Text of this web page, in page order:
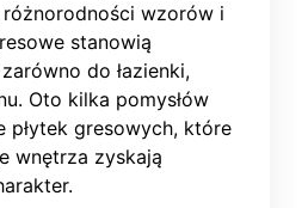
różnorodności wzorów i
stanowią
do łazienki,
Oto kilka pomysłów
płytek gresowych, które
wnętrza zyskają